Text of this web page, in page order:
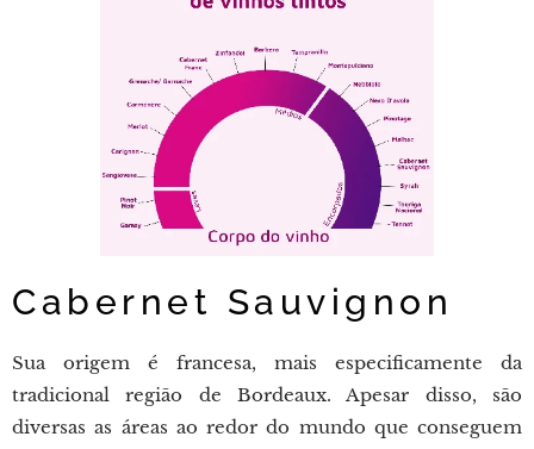
Cabernet Sauvignon
Sua origem é francesa, mais especificamente da
tradicional região de Bordeaux. Apesar disso, são
diversas as áreas ao redor do mundo que conseguem